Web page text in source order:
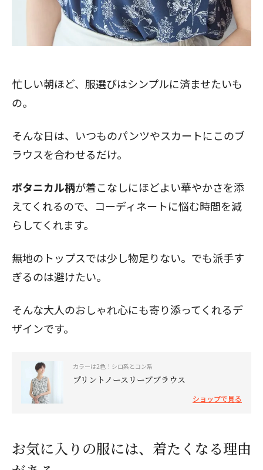
忙しい朝ほど、服選びはシンプルに済ませたいも
の。
そんな日は、いつものパンツやスカートにこのブ
ラウスを合わせるだけ。
ボタニカル柄が着こなしにほどよい華やかさを添
えてくれるので、コーディネートに悩む時間を減
らしてくれます。
無地のトップスでは少し物足りない。でも派手す
ぎるのは避けたい。
そんな大人のおしゃれ心にも寄り添ってくれるデ
ザインです。
カラーは2色！シロ系とコン系
プリントノースリーブブラウス
ショップで見る
お気に入りの服には、着たくなる理由